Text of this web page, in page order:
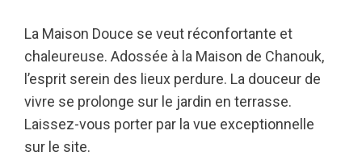
La Maison Douce se veut réconfortante et
chaleureuse. Adossée à la Maison de Chanouk,
l’esprit serein des lieux perdure. La douceur de
vivre se prolonge sur le jardin en terrasse.
Laissez-vous porter par la vue exceptionnelle
sur le site.